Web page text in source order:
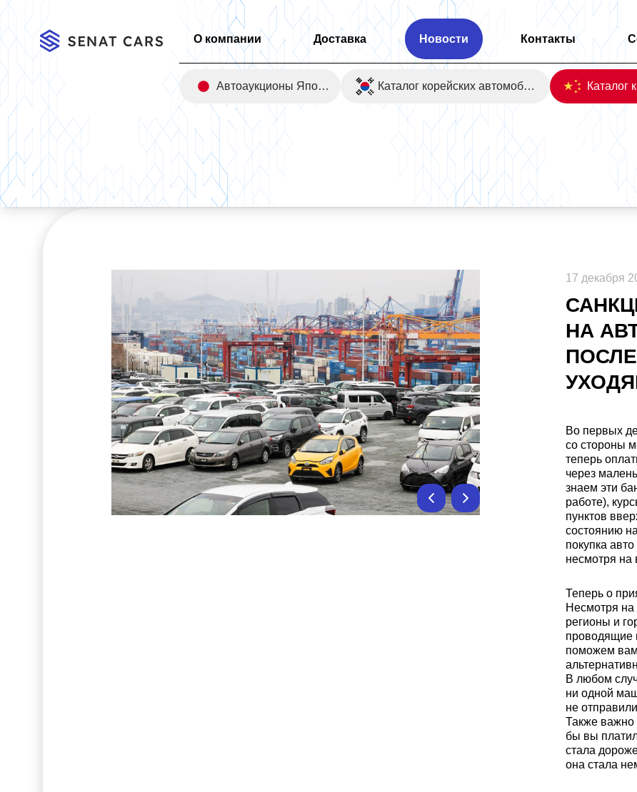
О компании Доставка Новости Контакты
Автоаукционы Японии Каталог корейских автомобилей
Главная/Новости Санкции и послабления на авто из Японии. Последние новости уходящего 2024 года.
17 декабря
НА
Во первых
со стороны
теперь
через
знаем эти
работе),
пунктов
состоянию
покупка
несмотря на
Теперь о
Несмотря на
регионы и
проводящие
поможем
В любом
ни одной
не
Также важно
бы вы
стала
она стала